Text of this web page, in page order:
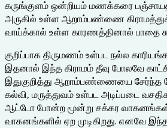
கருங்குளம் ஒன்றியம் மணக்கரை
அருகில் உள்ள ஆறாம்பண்ணை
வாய்க்கால் உள்ள காரணத்தினால் பாதை
குறிப்பாக திருமணம் உள்பட நல்ல
இதனால் இந்த கிராமம் தீவு போலவே
இதுகுறித்து ஆறாம்பண்ணையை சேர்ந்த
கல்வி, மருத்துவம் உள்பட அடிப்படை
ஆட்டோ போன்ற மூன்று சக்கர வாகனங்கள்
வாகனங்களில் ஏற முடிகிறது. எனவே